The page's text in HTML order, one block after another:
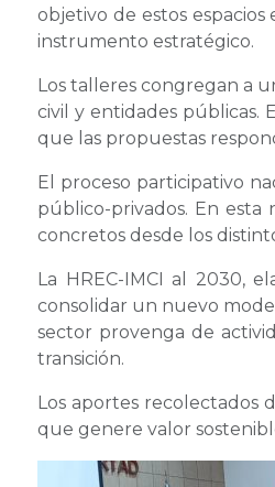
objetivo de estos
instrumento estratégico.
Los talleres congregan a
civil y entidades públicas.
que las propuestas
El proceso participativo
público-privados. En
concretos desde los
La HREC-IMCI al 2030,
consolidar un nuevo
sector provenga de
transición.
Los aportes recolectados
que genere valor